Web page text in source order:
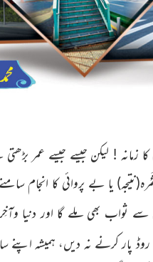
! لیکن جیسے جیسے عمر بڑھتی
(نتیجہ) یا بے پروائی کا انجام
سے ثواب بھی ملے گا اور دنیا
روڈ پار کرنے نہ دیں، ہمیشہ